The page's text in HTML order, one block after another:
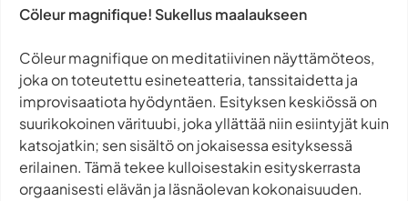
Cöleur magnifique! Sukellus maalaukseen
Cöleur magnifique on meditatiivinen näyttämöteos,
joka on toteutettu esineteatteria, tanssitaidetta ja
improvisaatiota hyödyntäen. Esityksen keskiössä on
suurikokoinen värituubi, joka yllättää niin esiintyjät kuin
katsojatkin; sen sisältö on jokaisessa esityksessä
erilainen. Tämä tekee kulloisestakin esityskerrasta
orgaanisesti elävän ja läsnäolevan kokonaisuuden.